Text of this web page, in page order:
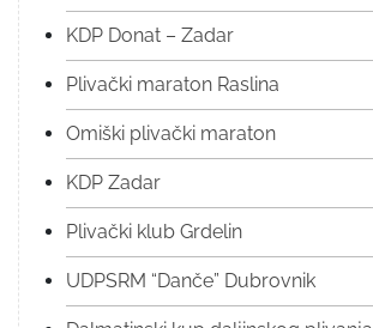
KDP Donat – Zadar
Plivački maraton Raslina
Omiški plivački maraton
KDP Zadar
Plivački klub Grdelin
UDPSRM “Danče” Dubrovnik